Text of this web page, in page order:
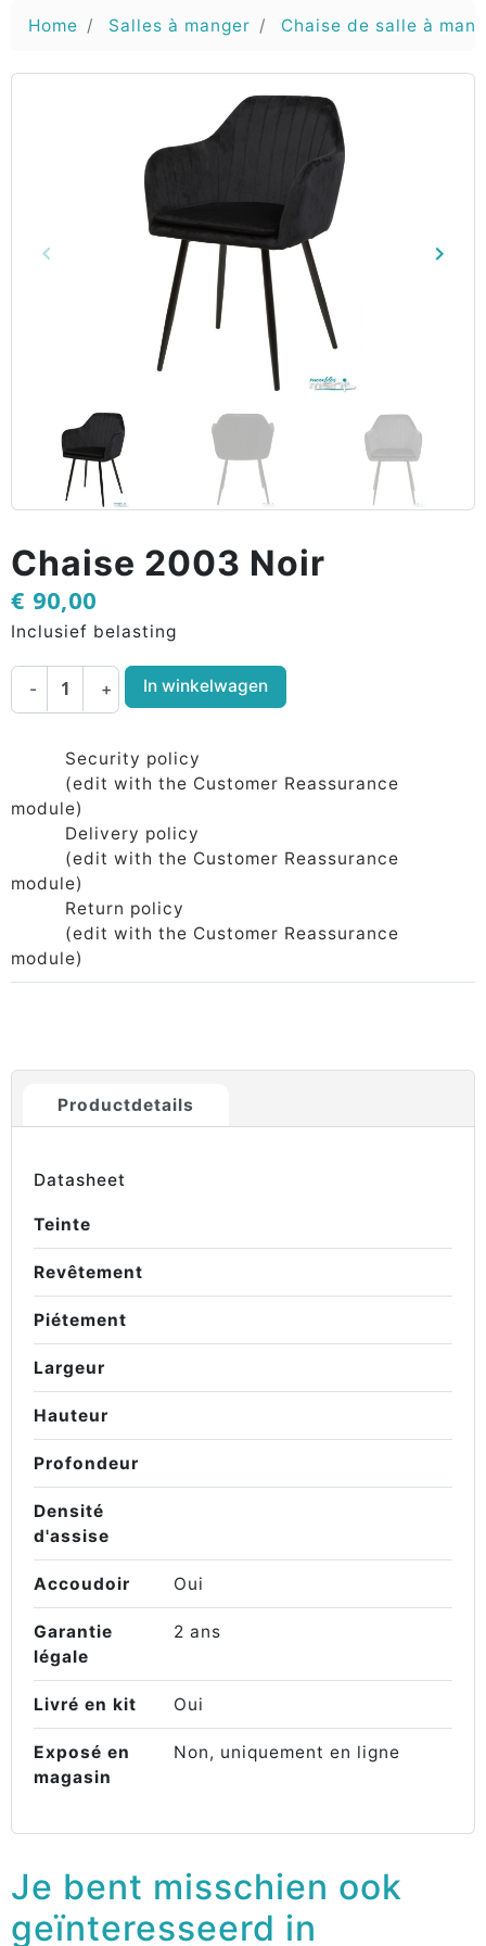
Home Salles à manger Chaise de salle à
Vorige
keyboard_arrow_left keyboard_arrow_right
Chaise 2003 Noir
€ 90,00
Inclusief belasting
- + In winkelwagen
Security policy
(edit with the Customer Reassurance
module)
Delivery policy
(edit with the Customer Reassurance
module)
Return policy
(edit with the Customer Reassurance
module)
Productdetails
Datasheet
Teinte
Revêtement
Piétement
Largeur
Hauteur
Profondeur
Densité
d'assise
Accoudoir Oui
Garantie
légale
2 ans
Livré en kit Oui
Exposé en
magasin
Non, uniquement en ligne
Je bent misschien ook
geïnteresseerd in